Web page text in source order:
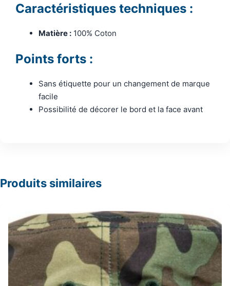
Caractéristiques techniques :
Matière : 100% Coton
Points forts :
Sans étiquette pour un changement de marque
facile
Possibilité de décorer le bord et la face avant
Produits similaires